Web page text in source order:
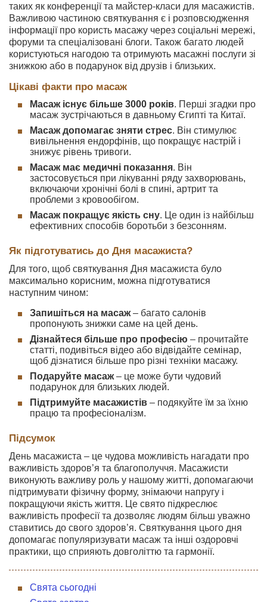
таких як конференції та майстер-класи для масажистів.
Важливою частиною святкування є і розповсюдження
інформації про користь масажу через соціальні мережі,
форуми та спеціалізовані блоги. Також багато людей
користуються нагодою та отримують масажні послуги зі
знижкою або в подарунок від друзів і близьких.
Цікаві факти про масаж
Масаж існує більше 3000 років. Перші згадки про
масаж зустрічаються в давньому Єгипті та Китаї.
Масаж допомагає зняти стрес. Він стимулює
вивільнення ендорфінів, що покращує настрій і
знижує рівень тривоги.
Масаж має медичні показання. Він
застосовується при лікуванні ряду захворювань,
включаючи хронічні болі в спині, артрит та
проблеми з кровообігом.
Масаж покращує якість сну. Це один із найбільш
ефективних способів боротьби з безсонням.
Як підготуватись до Дня масажиста?
Для того, щоб святкування Дня масажиста було
максимально корисним, можна підготуватися
наступним чином:
Запишіться на масаж– багато салонів
пропонують знижки саме на цей день.
Дізнайтеся більше про професію – прочитайте
статті, подивіться відео або відвідайте семінар,
щоб дізнатися більше про різні техніки масажу.
Подаруйте масаж– це може бути чудовий
подарунок для близьких людей.
Підтримуйте масажистів – подякуйте їм за їхню
працю та професіоналізм.
Підсумок
День масажиста – це чудова можливість нагадати про
важливість здоров’я та благополуччя. Масажисти
виконують важливу роль у нашому житті, допомагаючи
підтримувати фізичну форму, знімаючи напругу і
покращуючи якість життя. Це свято підкреслює
важливість професії та дозволяє людям більш уважно
ставитись до свого здоров’я. Святкування цього дня
допомагає популяризувати масаж та інші оздоровчі
практики, що сприяють довголіттю та гармонії.
Свята сьогодні